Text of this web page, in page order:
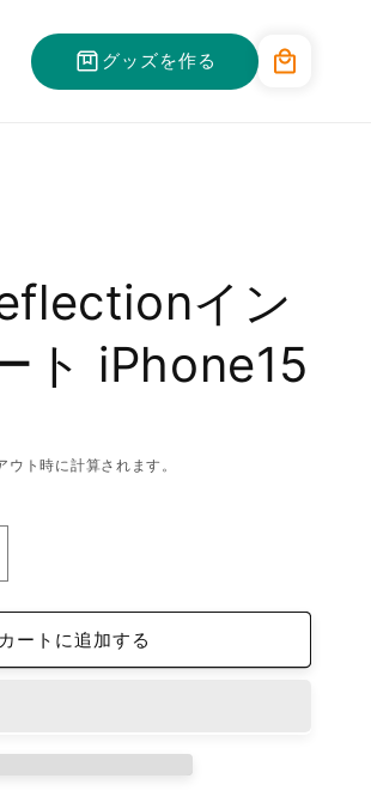
グッズを作る
ー
イン
ト iPhone15
ウト時に計算されます。
カートに追加する